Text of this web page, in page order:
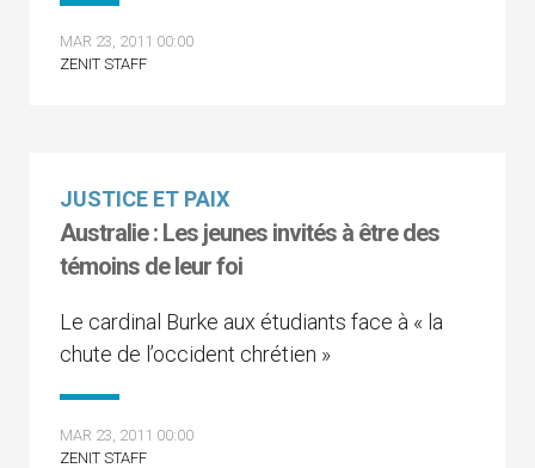
MAR 23, 2011 00:00
ZENIT STAFF
JUSTICE ET PAIX
Australie : Les jeunes invités à être des
témoins de leur foi
Le cardinal Burke aux étudiants face à « la
chute de l’occident chrétien »
MAR 23, 2011 00:00
ZENIT STAFF